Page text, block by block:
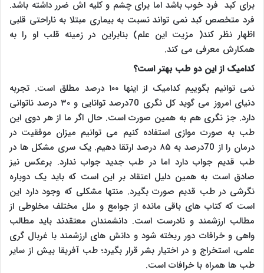
برای کبد فرد خوب باشد اما برای چشم و کلیه اش ضرر داشته باشد.
فرد متخصص کبد نمی تواند نسبت به بیماری مبتلا به ناراحتی قلبی
اظهار نظر کند( مزیت این علم) بنابراین در زمینه قلب او را به
همکارش معرفی می کند.
کدامیک از این دو طب بهتر است؟
نمی توانیم بگوییم کدامیک از اینها ۱۰۰ درصد مطلق است. تجربه
دنیای امروز می گوید کل نگری 70درصد توانایی و ۳۰ درصد ناتوانی
دارد. جز نگری هم به همین صورت است. حال اگر ما از هر دوی این
طب به صورت موازی استفاده کنیم می توانیم میزان موفقیت در
درمان را از 70درصد به ۸۵ درصد ارتقا دهیم. یک سری مشکل ها در
طب قدیم جواب دارد اما در طب جدید جواب ندارد. برعکس نیز
صادق است به همین دلیل اعتقاد بر این است که باید یک دوباره
نگرشی در طب قدیم صورت بگیرد. منتها مشکلی که وجود دارد این
است که کتاب های باقی مانده از جوامع و ملل مختلف مخلوطی از
مطالب ارزشمند و نادرست است. دانشمندان معتقدند باید مطالب
واهی و خرافات دور ریخته شود و دانش های ارزشمند با غربال گری
علمی، استخراج و در اختیار بشر قرار بگیرد؛ طب آفریقا بیش از سایر
طب ها همراه با خرافات است.